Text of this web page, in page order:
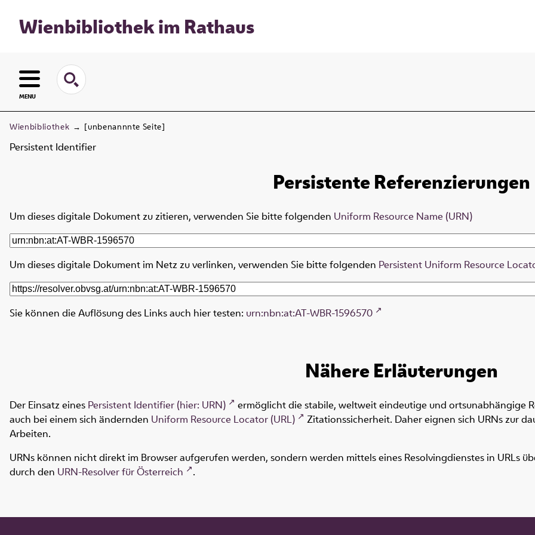
Wienbibliothek im Rathaus
MENU
Wienbibliothek → [unbenannnte Seite]
Persistent Identifier
Persistente Referenzierungen
Um dieses digitale Dokument zu zitieren, verwenden Sie bitte folgenden Uniform Resource Name (URN)
Um dieses digitale Dokument im Netz zu verlinken, verwenden Sie bitte folgenden Persistent Uniform Resource
Sie können die Auflösung des Links auch hier testen: urn:nbn:at:AT-WBR-1596570
Nähere Erläuterungen
Der Einsatz eines Persistent Identifier (hier: URN)
ermöglicht die stabile, weltweit eindeutige und ortsunabhängige
auch bei einem sich ändernden Uniform Resource Locator (URL)
Zitationssicherheit. Daher eignen sich URNs zur
Arbeiten.
URNs können nicht direkt im Browser aufgerufen werden, sondern werden mittels eines Resolvingdienstes in URLs
durch den URN-Resolver für Österreich .